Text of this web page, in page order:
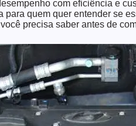
com eficiência e
para quem quer entender se
precisa saber antes de